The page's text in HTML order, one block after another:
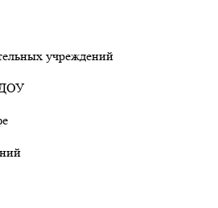
учреждений
ДОУ